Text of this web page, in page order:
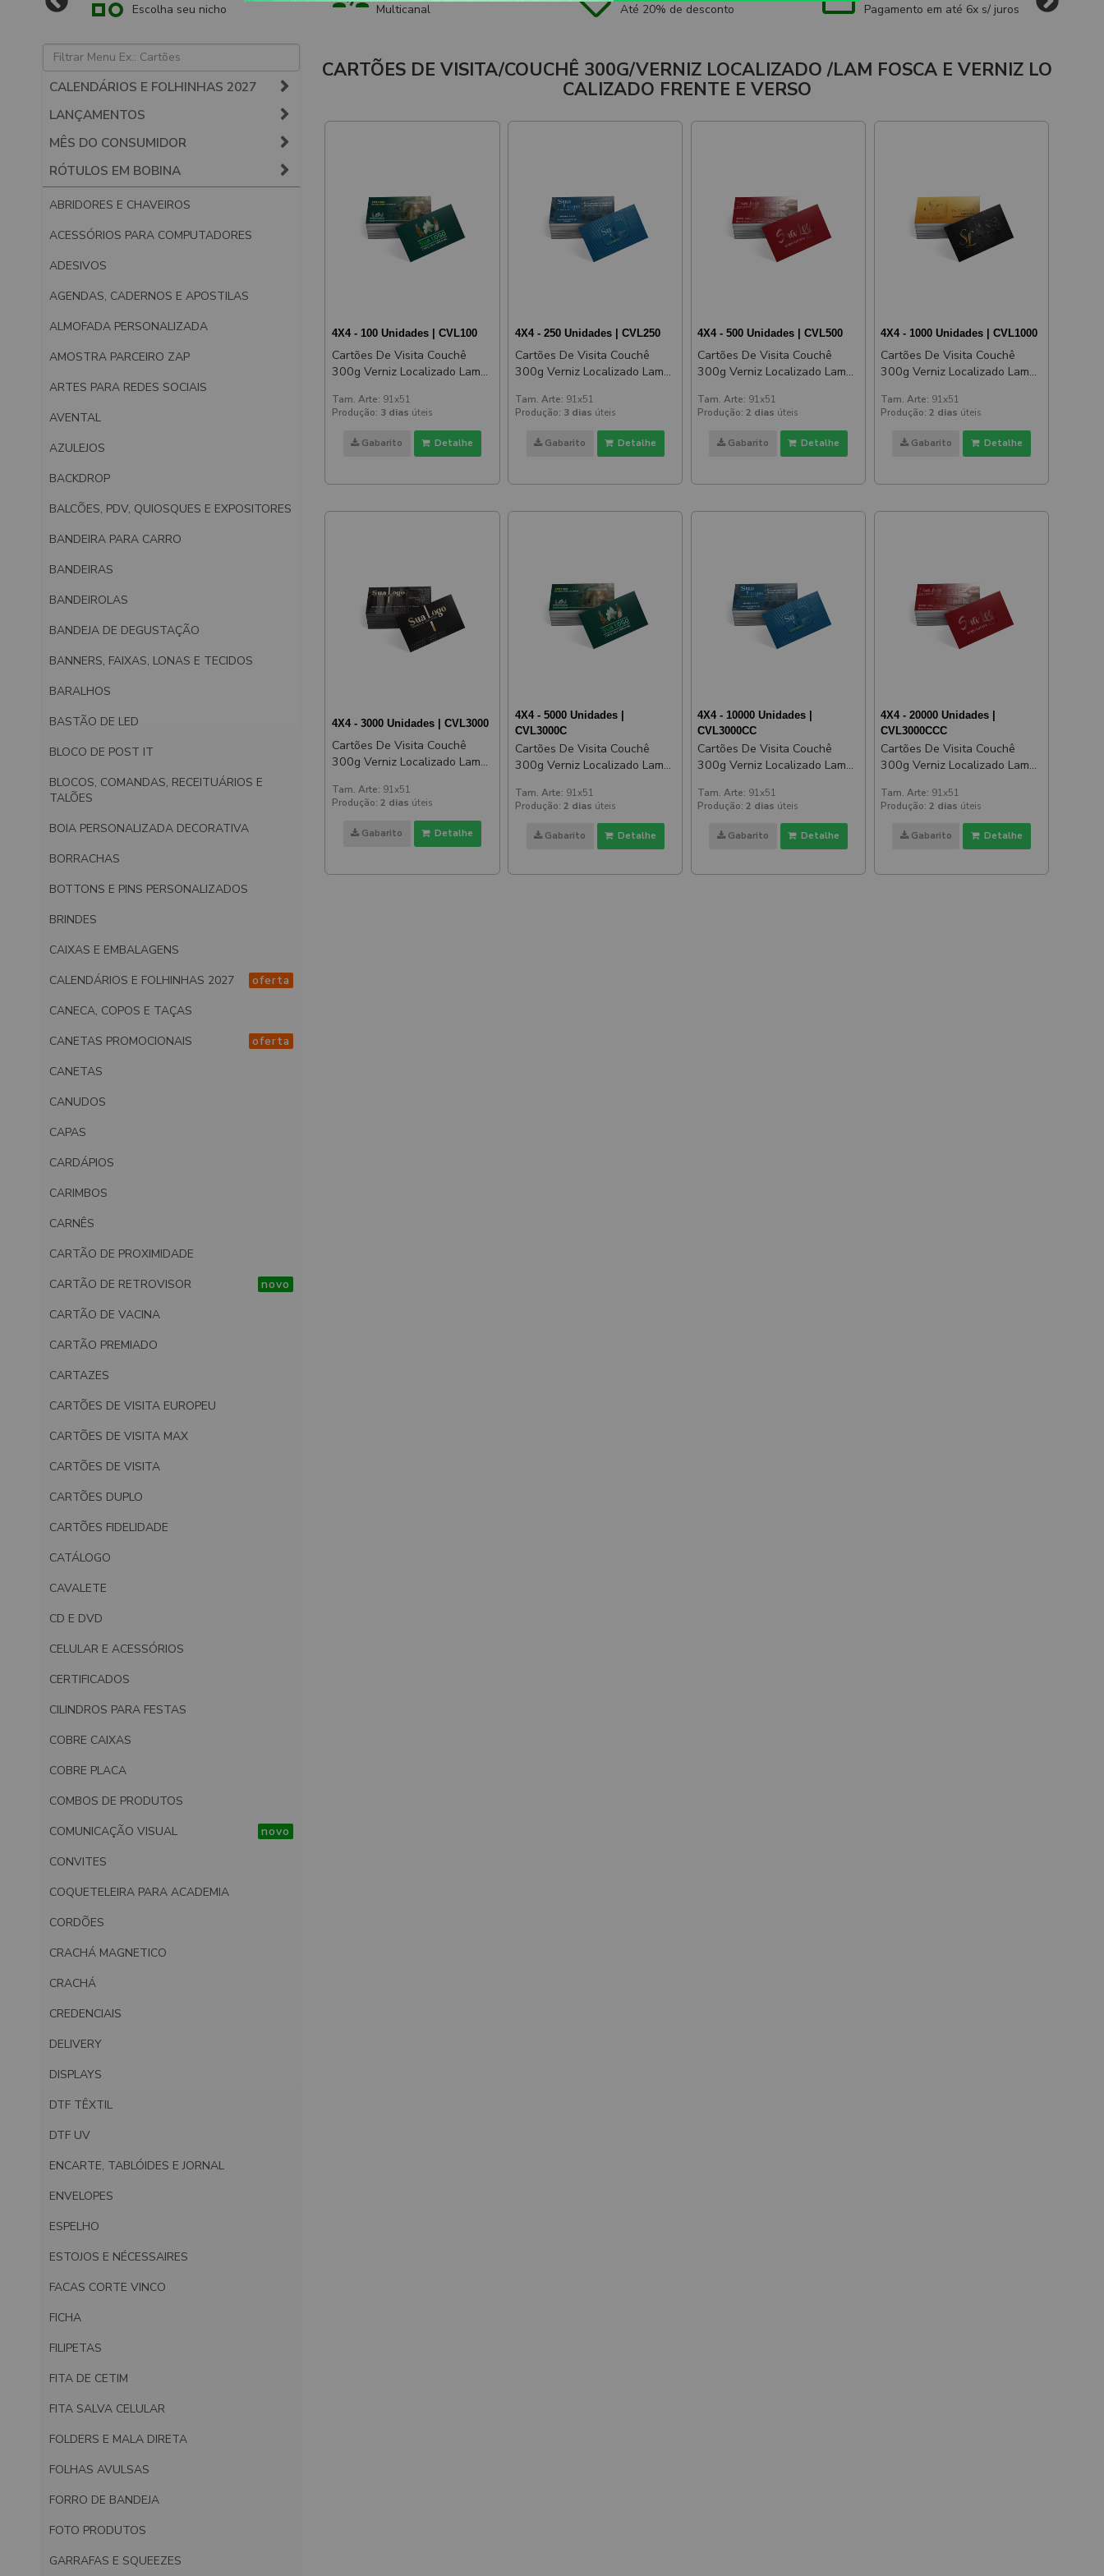
Escolha seu nicho Multicanal Até 20% de desconto Pagamento em até 6x s/ juros
CALENDÁRIOS E FOLHINHAS 2027
LANÇAMENTOS
MÊS DO CONSUMIDOR
RÓTULOS EM BOBINA
ABRIDORES E CHAVEIROS
ACESSÓRIOS PARA COMPUTADORES
ADESIVOS
AGENDAS, CADERNOS E APOSTILAS
ALMOFADA PERSONALIZADA
AMOSTRA PARCEIRO ZAP
ARTES PARA REDES SOCIAIS
AVENTAL
AZULEJOS
BACKDROP
BALCÕES, PDV, QUIOSQUES E EXPOSITORES
BANDEIRA PARA CARRO
BANDEIRAS
BANDEIROLAS
BANDEJA DE DEGUSTAÇÃO
BANNERS, FAIXAS, LONAS E TECIDOS
BARALHOS
BASTÃO DE LED
BLOCO DE POST IT
BLOCOS, COMANDAS, RECEITUÁRIOS E
TALÕES
BOIA PERSONALIZADA DECORATIVA
BORRACHAS
BOTTONS E PINS PERSONALIZADOS
BRINDES
CAIXAS E EMBALAGENS
CALENDÁRIOS E FOLHINHAS 2027
oferta
CANECA, COPOS E TAÇAS
CANETAS PROMOCIONAIS
oferta
CANETAS
CANUDOS
CAPAS
CARDÁPIOS
CARIMBOS
CARNÊS
CARTÃO DE PROXIMIDADE
CARTÃO DE RETROVISOR
novo
CARTÃO DE VACINA
CARTÃO PREMIADO
CARTAZES
CARTÕES DE VISITA EUROPEU
CARTÕES DE VISITA MAX
CARTÕES DE VISITA
CARTÕES DUPLO
CARTÕES FIDELIDADE
CATÁLOGO
CAVALETE
CD E DVD
CELULAR E ACESSÓRIOS
CERTIFICADOS
CILINDROS PARA FESTAS
COBRE CAIXAS
COBRE PLACA
COMBOS DE PRODUTOS
COMUNICAÇÃO VISUAL
novo
CONVITES
COQUETELEIRA PARA ACADEMIA
CORDÕES
CRACHÁ MAGNETICO
CRACHÁ
CREDENCIAIS
DELIVERY
DISPLAYS
DTF TÊXTIL
DTF UV
ENCARTE, TABLÓIDES E JORNAL
ENVELOPES
ESPELHO
ESTOJOS E NÉCESSAIRES
FACAS CORTE VINCO
FICHA
FILIPETAS
FITA DE CETIM
FITA SALVA CELULAR
FOLDERS E MALA DIRETA
FOLHAS AVULSAS
FORRO DE BANDEJA
FOTO PRODUTOS
GARRAFAS E SQUEEZES
CARTÕES DE VISITA/COUCHÊ 300G/VERNIZ LOCALIZADO /LAM FOSCA E VERNIZ LO
CALIZADO FRENTE E VERSO
4X4 - 100 Unidades | CVL100
Cartões De Visita Couchê
300g Verniz Localizado Lam
Frente E Verso
Tam. Arte: 91x51
Produção: 3 dias úteis
Gabarito Detalhe
4X4 - 250 Unidades | CVL250
Cartões De Visita Couchê
300g Verniz Localizado Lam
Frente E Verso
Tam. Arte: 91x51
Produção: 3 dias úteis
Gabarito Detalhe
4X4 - 500 Unidades | CVL500
Cartões De Visita Couchê
300g Verniz Localizado Lam
Frente E Verso
Tam. Arte: 91x51
Produção: 2 dias úteis
Gabarito Detalhe
4X4 - 1000 Unidades | CVL1000
Cartões De Visita Couchê
300g Verniz Localizado Lam
Frente E Verso
Tam. Arte: 91x51
Produção: 2 dias úteis
Gabarito Detalhe
4X4 - 3000 Unidades | CVL3000
Cartões De Visita Couchê
300g Verniz Localizado Lam
Frente E Verso
Tam. Arte: 91x51
Produção: 2 dias úteis
Gabarito Detalhe
4X4 - 5000 Unidades |
CVL3000C
Cartões De Visita Couchê
300g Verniz Localizado Lam
Frente E Verso
Tam. Arte: 91x51
Produção: 2 dias úteis
Gabarito Detalhe
4X4 - 10000 Unidades |
CVL3000CC
Cartões De Visita Couchê
300g Verniz Localizado Lam
Frente E Verso
Tam. Arte: 91x51
Produção: 2 dias úteis
Gabarito Detalhe
4X4 - 20000 Unidades |
CVL3000CCC
Cartões De Visita Couchê
300g Verniz Localizado Lam
Frente E Verso
Tam. Arte: 91x51
Produção: 2 dias úteis
Gabarito Detalhe